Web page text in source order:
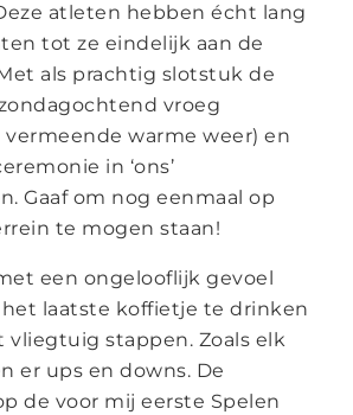
atleten hebben écht lang
tot ze eindelijk aan de
als prachtig slotstuk de
vroeg
warme weer) en
in ‘ons’
Gaaf om nog eenmaal op
te mogen staan!
een ongelooflijk gevoel
laatste koffietje te drinken
vliegtuig stappen. Zoals elk
er ups en downs. De
de voor mij eerste Spelen